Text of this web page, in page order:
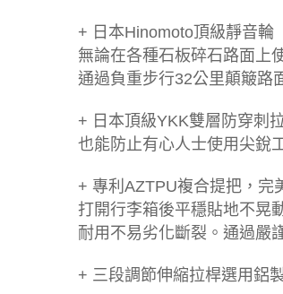
+ 日本Hinomoto頂級靜音輪
無論在各種石板碎石路面上
通過負重步行32公里顛簸路
+ 日本頂級YKK雙層防穿刺
也能防止有心人士使用尖銳
+ 專利AZTPU複合提把，完
打開行李箱後平穩貼地不晃
耐用不易劣化斷裂。通過嚴
+ 三段調節伸縮拉桿選用鋁